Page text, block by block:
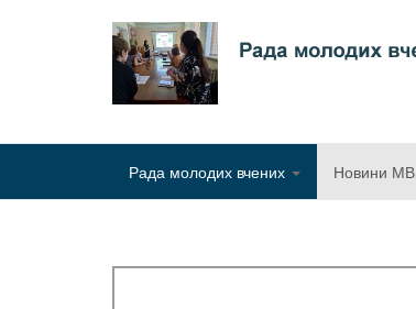
Рада молодих вчених Новини МВ